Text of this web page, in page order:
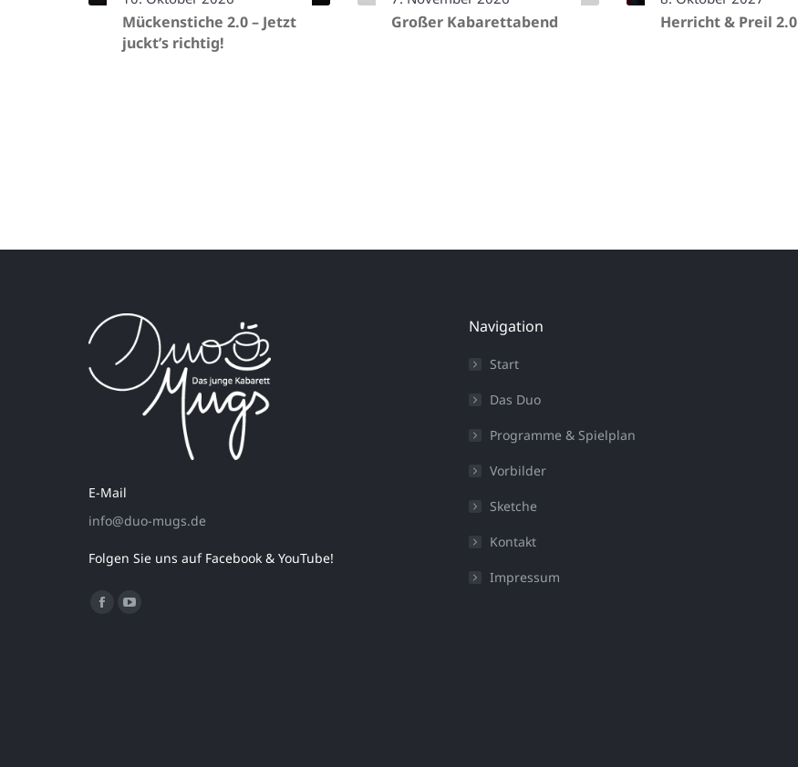
Mückenstiche 2.0 – Jetzt
juckt’s richtig!
Großer Kabarettabend Herricht & Preil 2.0
E-Mail
info@duo-mugs.de
Folgen Sie uns auf Facebook & YouTube!
Finden Sie uns auf:
FacebookYouTube
Navigation
Start
Das Duo
Programme & Spielplan
Vorbilder
Sketche
Kontakt
Impressum